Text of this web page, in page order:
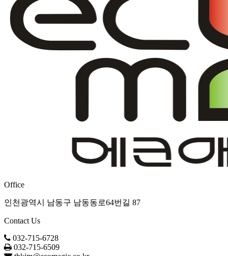
Office
인천광역시 남동구 남동동로64번길 87
Contact Us
032-715-6728
032-715-6509